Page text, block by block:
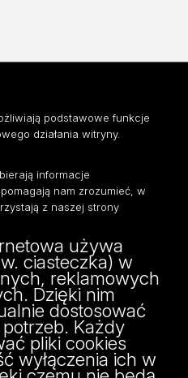
podstawowe funkcje
działania witryny.
informacje
nam zrozumieć, w
z naszej strony
używa
ciasteczka) w
reklamowych
Dzięki nim
dostosować
Każdy
pliki cookies
wyłączenia ich w